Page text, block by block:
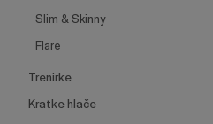
Slim & Skinny
Flare
Trenirke
Kratke hlače